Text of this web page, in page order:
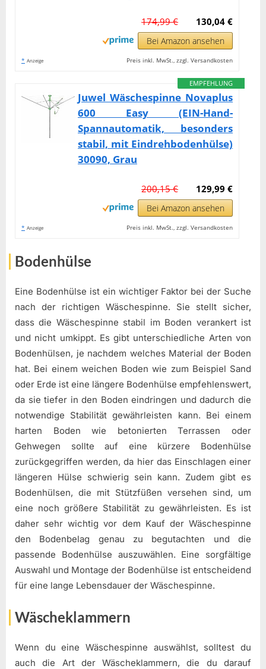
130,04 €
174,99 €
Bei Amazon ansehen
* Anzeige Preis inkl. MwSt., zzgl. Versandkosten
EMPFEHLUNG
Juwel Wäschespinne Novaplus
600 Easy (EIN-Hand-
Spannautomatik, besonders
stabil, mit Eindrehbodenhülse)
30090, Grau
129,99 €
200,15 €
Bei Amazon ansehen
* Anzeige Preis inkl. MwSt., zzgl. Versandkosten
Bodenhülse
Eine Bodenhülse ist ein wichtiger Faktor bei der Suche
nach der richtigen Wäschespinne. Sie stellt sicher,
dass die Wäschespinne stabil im Boden verankert ist
und nicht umkippt. Es gibt unterschiedliche Arten von
Bodenhülsen, je nachdem welches Material der Boden
hat. Bei einem weichen Boden wie zum Beispiel Sand
oder Erde ist eine längere Bodenhülse empfehlenswert,
da sie tiefer in den Boden eindringen und dadurch die
notwendige Stabilität gewährleisten kann. Bei einem
harten Boden wie betonierten Terrassen oder
Gehwegen sollte auf eine kürzere Bodenhülse
zurückgegriffen werden, da hier das Einschlagen einer
längeren Hülse schwierig sein kann. Zudem gibt es
Bodenhülsen, die mit Stützfüßen versehen sind, um
eine noch größere Stabilität zu gewährleisten. Es ist
daher sehr wichtig vor dem Kauf der Wäschespinne
den Bodenbelag genau zu begutachten und die
passende Bodenhülse auszuwählen. Eine sorgfältige
Auswahl und Montage der Bodenhülse ist entscheidend
für eine lange Lebensdauer der Wäschespinne.
Wäscheklammern
Wenn du eine Wäschespinne auswählst, solltest du
auch die Art der Wäscheklammern, die du darauf